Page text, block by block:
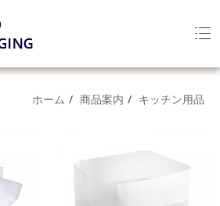
ホーム 商品案内 キッチン用品